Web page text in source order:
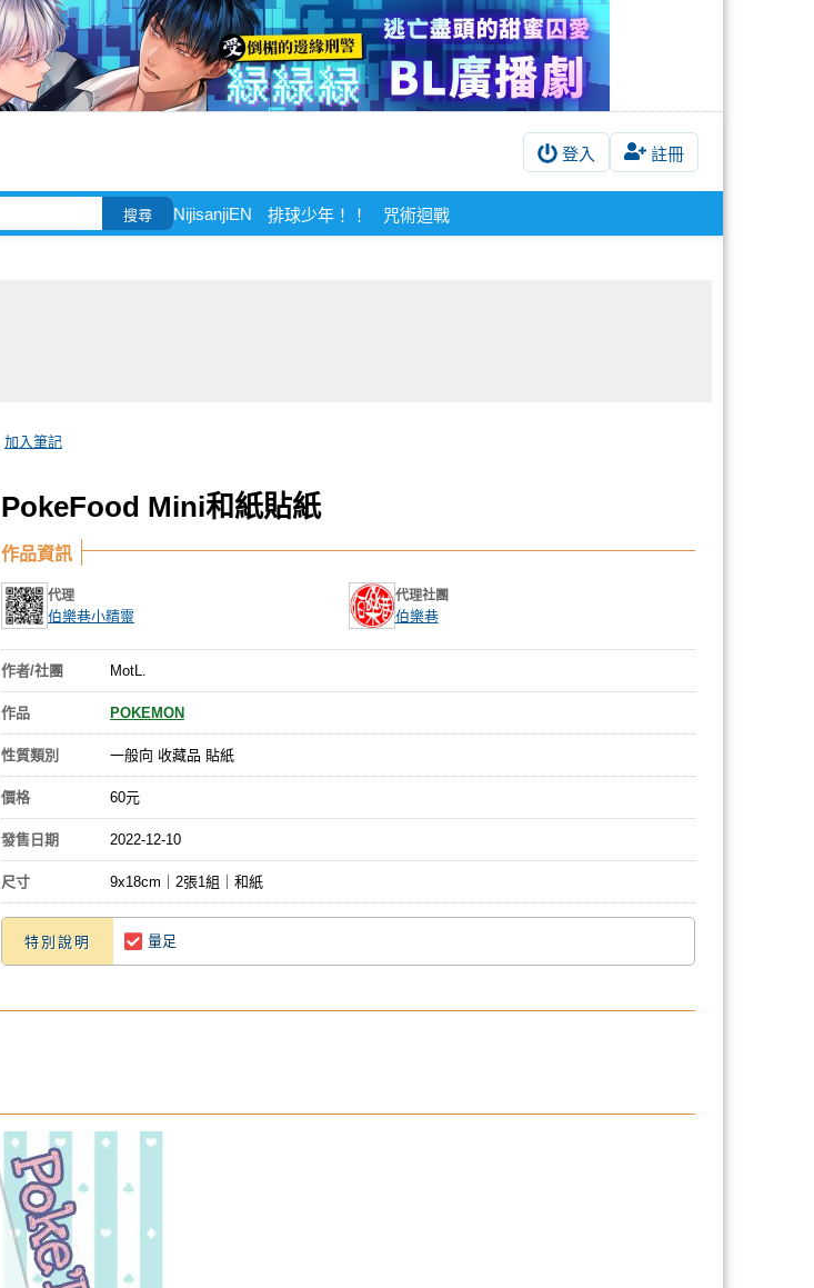
登入 註冊
搜尋 NijisanjiEN 排球少年！！ 咒術迴戰
加入筆記
PokeFood Mini和紙貼紙
作品資訊
代理
伯樂巷小精靈
代理社團
伯樂巷
作者/社團 MotL.
作品 POKEMON
性質類別 一般向 收藏品 貼紙
價格 60元
發售日期 2022-12-10
尺寸 9x18cm｜2張1組｜和紙
特別說明 量足